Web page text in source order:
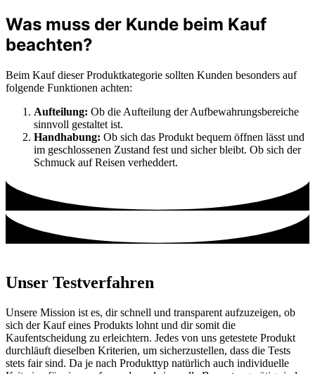
Was muss der Kunde beim Kauf
beachten?
Beim Kauf dieser Produktkategorie sollten Kunden besonders auf
folgende Funktionen achten:
Aufteilung: Ob die Aufteilung der Aufbewahrungsbereiche
sinnvoll gestaltet ist.
Handhabung: Ob sich das Produkt bequem öffnen lässt und
im geschlossenen Zustand fest und sicher bleibt. Ob sich der
Schmuck auf Reisen verheddert.
Unser Testverfahren
Unsere Mission ist es, dir schnell und transparent aufzuzeigen, ob
sich der Kauf eines Produkts lohnt und dir somit die
Kaufentscheidung zu erleichtern. Jedes von uns getestete Produkt
durchläuft dieselben Kriterien, um sicherzustellen, dass die Tests
stets fair sind. Da je nach Produkttyp natürlich auch individuelle